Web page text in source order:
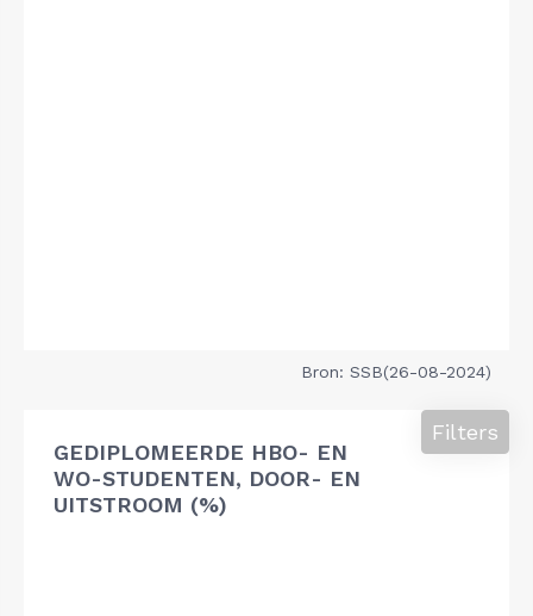
Bron: SSB(26-08-2024)
GEDIPLOMEERDE HBO- EN
WO-STUDENTEN, DOOR- EN
UITSTROOM (%)
Filters